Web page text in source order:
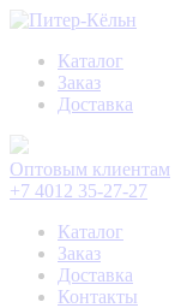
Каталог
Заказ
Доставка
Оптовым клиентам
+7 4012 35-27-27
Каталог
Заказ
Доставка
Контакты